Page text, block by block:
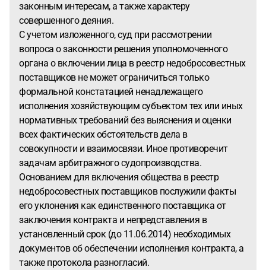
законным интересам, а также характеру
совершенного деяния.
С учетом изложенного, суд при рассмотрении
вопроса о законности решения уполномоченного
органа о включении лица в реестр недобросовестных
поставщиков не может ограничиться только
формальной констатацией ненадлежащего
исполнения хозяйствующим субъектом тех или иных
нормативных требований без выяснения и оценки
всех фактических обстоятельств дела в
совокупности и взаимосвязи. Иное противоречит
задачам арбитражного судопроизводства.
Основанием для включения общества в реестр
недобросовестных поставщиков послужили факты
его уклонения как единственного поставщика от
заключения контракта и непредставления в
установленный срок (до 11.06.2014) необходимых
документов об обеспечении исполнения контракта, а
также протокола разногласий.